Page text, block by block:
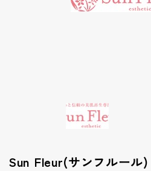
Sun Fleur(サンフルール)